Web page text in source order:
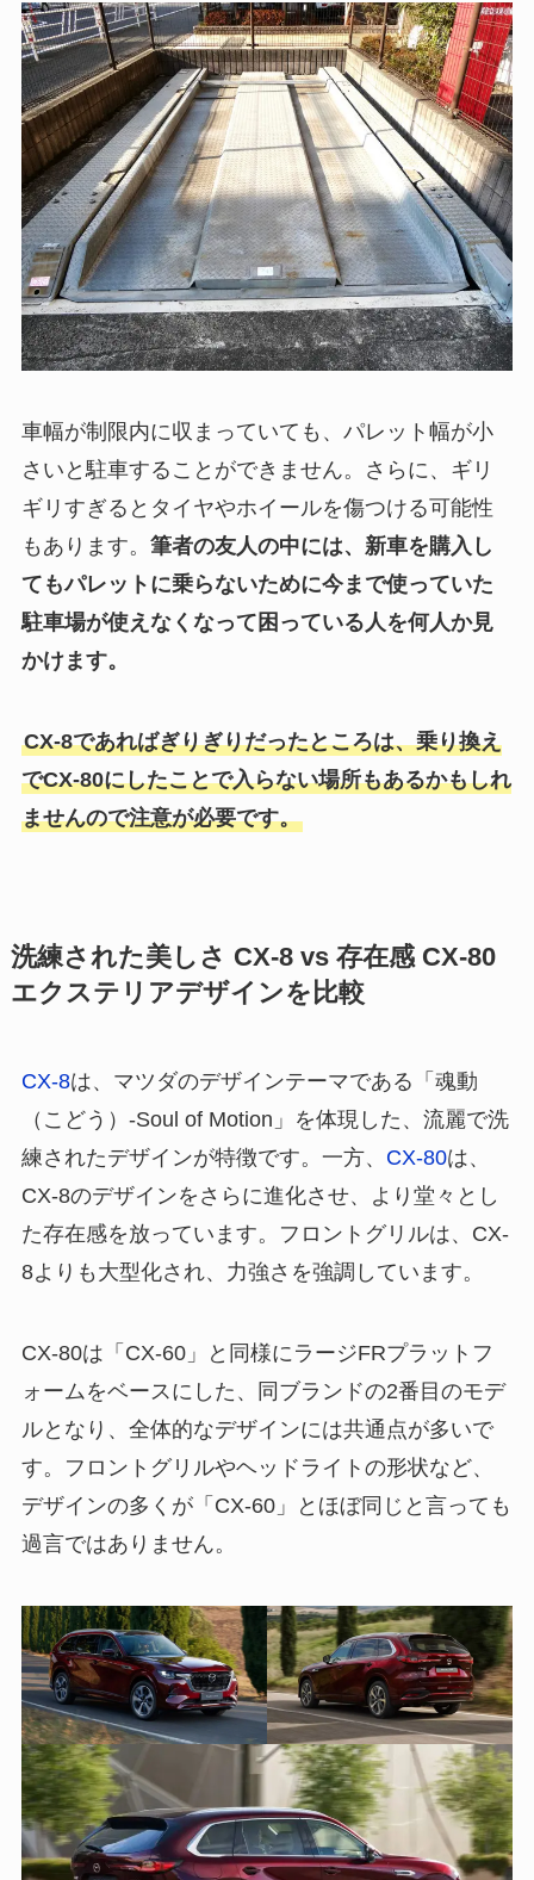
車幅が制限内に収まっていても、パレット幅が小
さいと駐車することができません。さらに、ギリ
ギリすぎるとタイヤやホイールを傷つける可能性
もあります。 筆者の友人の中には、新車を購入し
てもパレットに乗らないために今まで使っていた
駐車場が使えなくなって困っている人を何人か見
かけます。
CX-8であればぎりぎりだったところは、乗り換え
でCX-80にしたことで入らない場所もあるかもしれ
ませんので注意が必要です。
洗練された美しさ CX-8 vs 存在感 CX-80
エクステリアデザインを比較
CX-8は、マツダのデザインテーマである「魂動
（こどう）-Soul of Motion」を体現した、流麗で洗
練されたデザインが特徴です。一方、 CX-80は、
CX-8のデザインをさらに進化させ、より堂々とし
た存在感を放っています。フロントグリルは、CX-
8よりも大型化され、力強さを強調しています。
CX-80は「CX-60」と同様にラージFRプラットフ
ォームをベースにした、同ブランドの2番目のモデ
ルとなり、全体的なデザインには共通点が多いで
す。フロントグリルやヘッドライトの形状など、
デザインの多くが「CX-60」とほぼ同じと言っても
過言ではありません。